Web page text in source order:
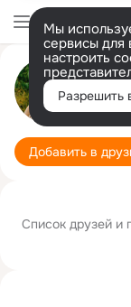
Мы
сервисы для
настроить
Разрешить
Добавить в
Список друзей и